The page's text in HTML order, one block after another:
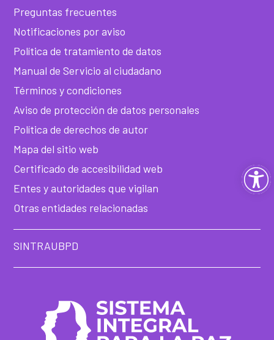
de
Preguntas frecuentes
Notificaciones por aviso
Política de tratamiento de datos
Manual de Servicio al ciudadano
Términos y condiciones
Aviso de protección de datos personales
Política de derechos de autor
Mapa del sitio web
Certificado de accesibilidad web
Entes y autoridades que vigilan
Otras entidades relacionadas
SINTRAUBPD